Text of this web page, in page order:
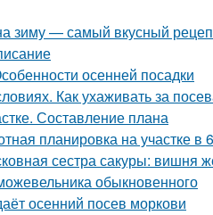
зиму — самый вкусный
осенней посадки
Как ухаживать за
Составление плана
планировка на участке в
сестра сакуры: вишня
обыкновенного
осенний посев моркови